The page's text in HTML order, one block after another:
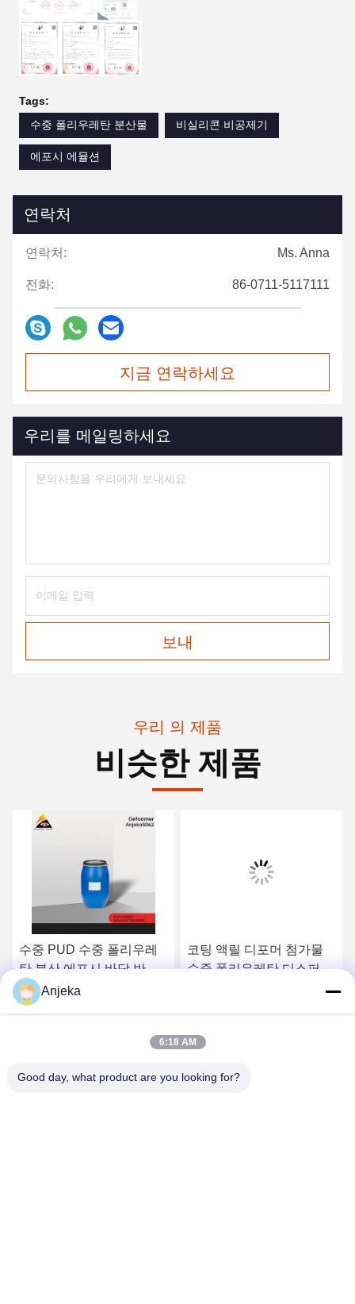
Tags:
수중 폴리우레탄 분산물
비실리콘 비공제기
에포시 에뮬션
연락처
연락처: Ms. Anna
전화: 86-0711-5117111
지금 연락하세요
우리를 메일링하세요
보내
우리 의 제품
비슷한 제품
수중 PUD 수중 폴리우레
탄 분산 에포시 바닥 반
köp
가장 좋은 가격 을 구하라
코팅 액릴 디포머 첨가물
수중 폴리우레탄 디스퍼션
Anjeka
6:18 AM
Good day, what product are you looking for?